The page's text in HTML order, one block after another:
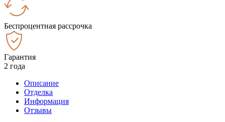
Беспроцентная рассрочка
Гарантия
2 года
Описание
Отделка
Информация
Отзывы